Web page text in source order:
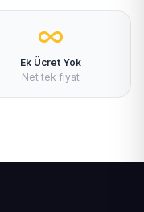
Ek Ücret Yok
Net tek fiyat